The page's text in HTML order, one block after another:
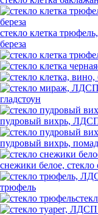
стекло клетка
береза
гладстоун
пудровый вихрь, ЛДСП
пудровый вихрь,
снежики белое,
трюфель